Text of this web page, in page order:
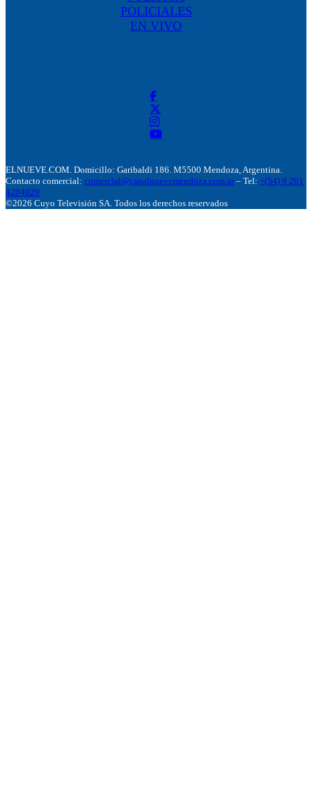
POLICIALES
EN VIVO
ELNUEVE.COM. Domicillo: Garibaldi 186. M5500 Mendoza, Argentina.
Contacto comercial: comercial@canalnuevemendoza.com.ar – Tel: +(54) 9 261
4204020
©2026 Cuyo Televisión SA. Todos los derechos reservados